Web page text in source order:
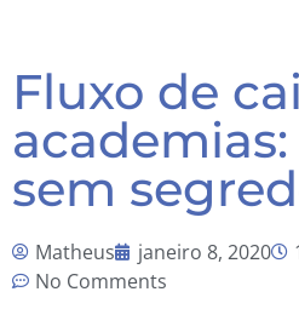
Fluxo de
sem
Matheus janeiro 8, 2020
No Comments